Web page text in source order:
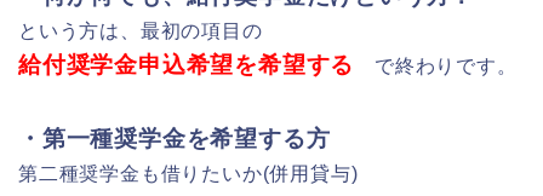
という方は、最初の項目の
給付奨学金申込希望を希望する で終わりです。
・第一種奨学金を希望する方
第二種奨学金も借りたいか(併用貸与)